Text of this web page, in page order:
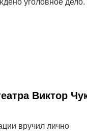
уголовное дело.
Виктор
вручил лично